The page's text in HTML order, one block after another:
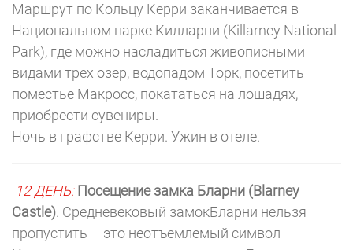
Маршрут по Кольцу Керри заканчивается в
Национальном парке Килларни (Killarney National
Park), где можно насладиться живописными
видами трех озер, водопадом Торк, посетить
поместье Макросс, покататься на лошадях,
приобрести сувениры.
Ночь в графстве Керри. Ужин в отеле.
12 ДЕНЬ: Посещение замка Бларни (Blarney
Castle). Средневековый замокБларни нельзя
пропустить – это неотъемлемый символ